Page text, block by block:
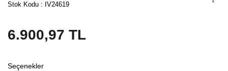
Stok Kodu : IV24619
6.900,97 TL
Seçenekler